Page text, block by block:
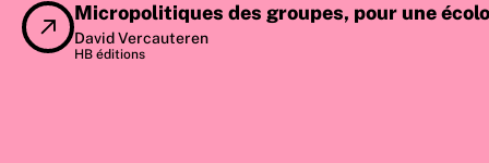
Micropolitiques des groupes, pour une
David Vercauteren
HB éditions